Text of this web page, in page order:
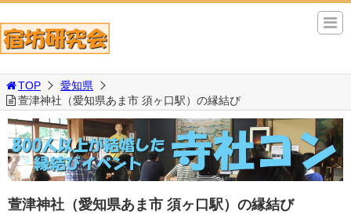
TOP
愛知県
萱津神社（愛知県あま市 須ヶ口駅）の縁結び
萱津神社（愛知県あま市 須ヶ口駅）の縁結び